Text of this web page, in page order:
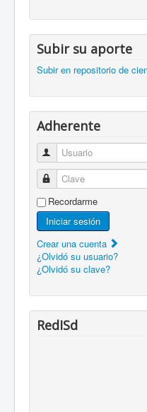
Subir su aporte
Subir en repositorio de
Adherente
Usuario
Clave
Recordarme
Iniciar sesión
Crear una cuenta
¿Olvidó su usuario?
¿Olvidó su clave?
RedISd